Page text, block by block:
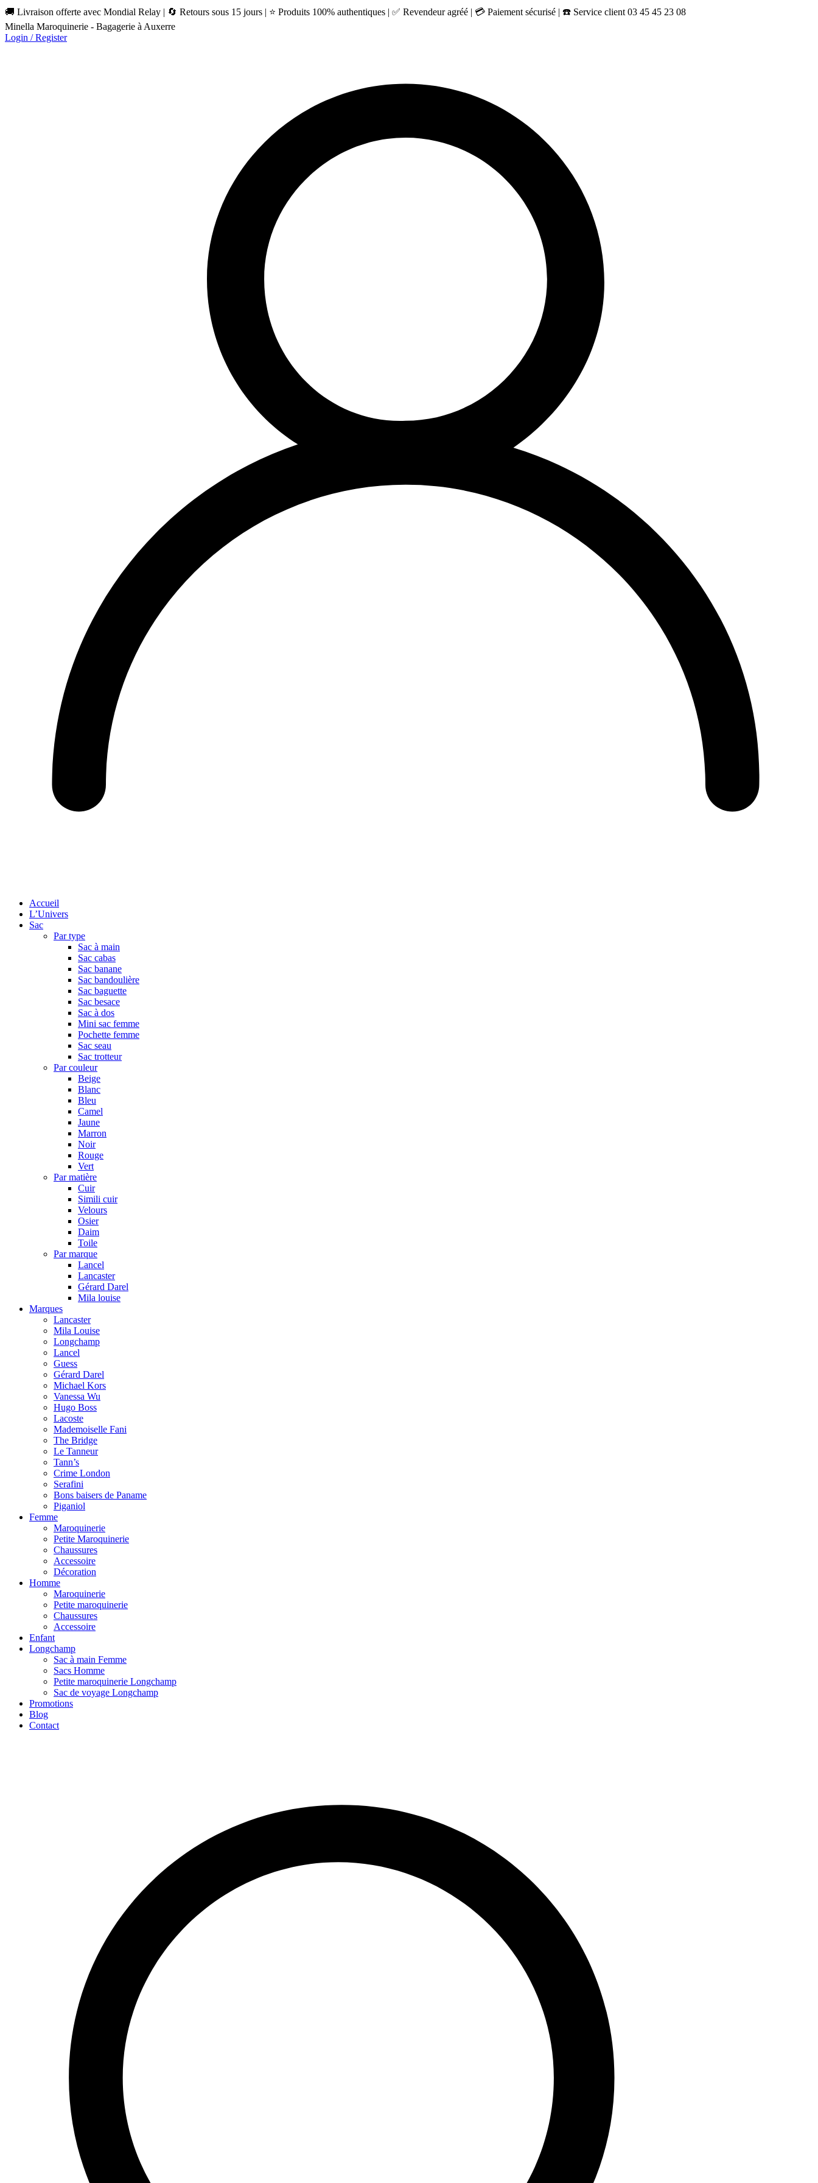
🚚 Livraison offerte avec Mondial Relay | 🔄 Retours sous 15 jours | ⭐ Produits 100% authentiques | ✅ Revendeur agréé | 💳 Paiement sécurisé | ☎️ Service client 03 45 45 23 08
Minella Maroquinerie - Bagagerie à Auxerre
Login / Register
Accueil
L’Univers
Sac
Par type
Sac à main
Sac cabas
Sac banane
Sac bandoulière
Sac baguette
Sac besace
Sac à dos
Mini sac femme
Pochette femme
Sac seau
Sac trotteur
Par couleur
Beige
Blanc
Bleu
Camel
Jaune
Marron
Noir
Rouge
Vert
Par matière
Cuir
Simili cuir
Velours
Osier
Daim
Toile
Par marque
Lancel
Lancaster
Gérard Darel
Mila louise
Marques
Lancaster
Mila Louise
Longchamp
Lancel
Guess
Gérard Darel
Michael Kors
Vanessa Wu
Hugo Boss
Lacoste
Mademoiselle Fani
The Bridge
Le Tanneur
Tann’s
Crime London
Serafini
Bons baisers de Paname
Piganiol
Femme
Maroquinerie
Petite Maroquinerie
Chaussures
Accessoire
Décoration
Homme
Maroquinerie
Petite maroquinerie
Chaussures
Accessoire
Enfant
Longchamp
Sac à main Femme
Sacs Homme
Petite maroquinerie Longchamp
Sac de voyage Longchamp
Promotions
Blog
Contact